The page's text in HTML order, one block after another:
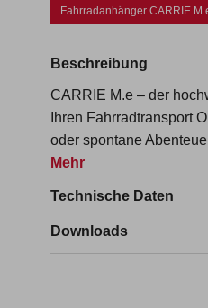
Fahrradanhänger CARRIE
Beschreibung
CARRIE M.e – der
Ihren Fahrradtransport
oder spontane
Mehr
Technische Daten
Downloads